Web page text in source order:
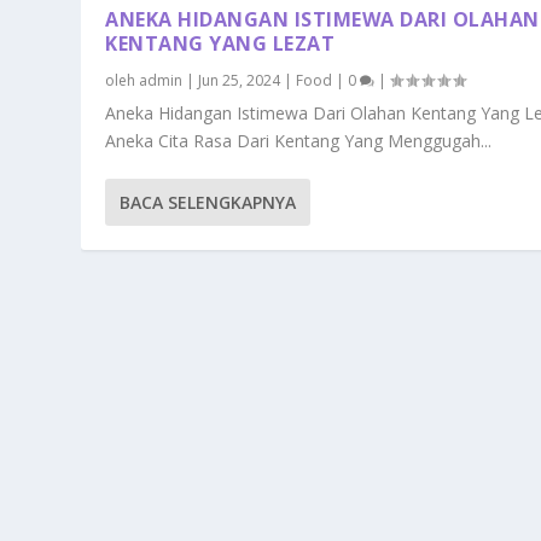
ANEKA HIDANGAN ISTIMEWA DARI OLAHAN
KENTANG YANG LEZAT
oleh admin | Jun 25, 2024| Food | 0 |
Aneka Hidangan Istimewa Dari Olahan Kentang Yang
Aneka Cita Rasa Dari Kentang Yang Menggugah...
BACA SELENGKAPNYA